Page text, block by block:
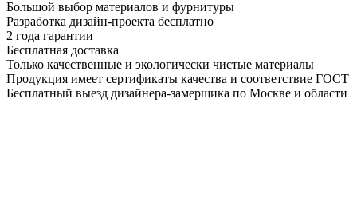
Большой выбор материалов и фурнитуры
Разработка дизайн-проекта бесплатно
2 года гарантии
Бесплатная доставка
Только качественные и экологически чистые материалы
Продукция имеет сертификаты качества и соответствие ГОСТ
Бесплатный выезд дизайнера-замерщика по Москве и области